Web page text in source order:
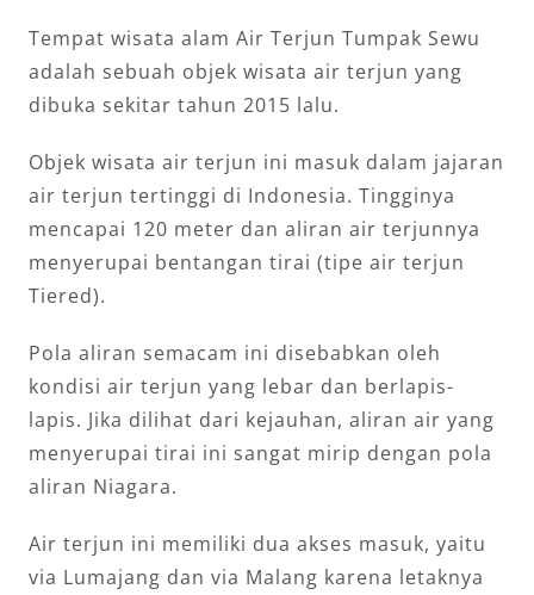
Tempat wisata alam Air Terjun Tumpak Sewu
adalah sebuah objek wisata air terjun yang
dibuka sekitar tahun 2015 lalu.
Objek wisata air terjun ini masuk dalam jajaran
air terjun tertinggi di Indonesia. Tingginya
mencapai 120 meter dan aliran air terjunnya
menyerupai bentangan tirai (tipe air terjun
Tiered).
Pola aliran semacam ini disebabkan oleh
kondisi air terjun yang lebar dan berlapis-
lapis. Jika dilihat dari kejauhan, aliran air yang
menyerupai tirai ini sangat mirip dengan pola
aliran Niagara.
Air terjun ini memiliki dua akses masuk, yaitu
via Lumajang dan via Malang karena letaknya